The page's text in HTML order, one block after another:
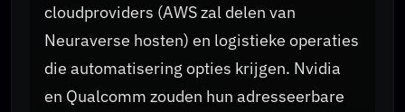
cloudproviders (AWS zal delen van
Neuraverse hosten) en logistieke operaties
die automatisering opties krijgen. Nvidia
en Qualcomm zouden hun adresseerbare